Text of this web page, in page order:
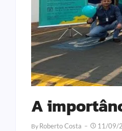
A
By Roberto Costa 11/09/